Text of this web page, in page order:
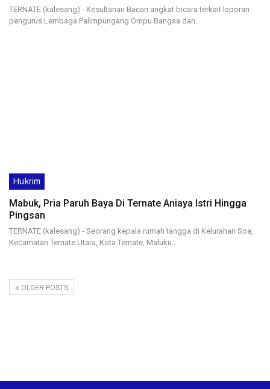
TERNATE (kalesang) - Kesultanan Bacan angkat bicara terkait laporan
pengurus Lembaga Palimpungang Ompu Bangsa dan…
Hukrim
Mabuk, Pria Paruh Baya Di Ternate Aniaya Istri Hingga
Pingsan
TERNATE (kalesang) - Seorang kepala rumah tangga di Kelurahan Soa,
Kecamatan Ternate Utara, Kota Ternate, Maluku…
OLDER POSTS